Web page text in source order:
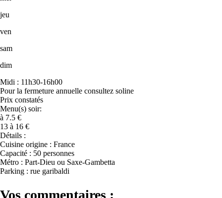
jeu
ven
sam
dim
Midi : 11h30-16h00
Pour la fermeture annuelle consultez soline
Prix constatés
Menu(s) soir:
à 7.5 €
13 à 16 €
Détails :
Cuisine origine : France
Capacité : 50 personnes
Métro : Part-Dieu ou Saxe-Gambetta
Parking : rue garibaldi
Vos commentaires :